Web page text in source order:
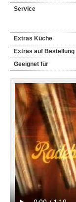
Service
Extras Küche
Extras auf Bestellung
Geeignet für